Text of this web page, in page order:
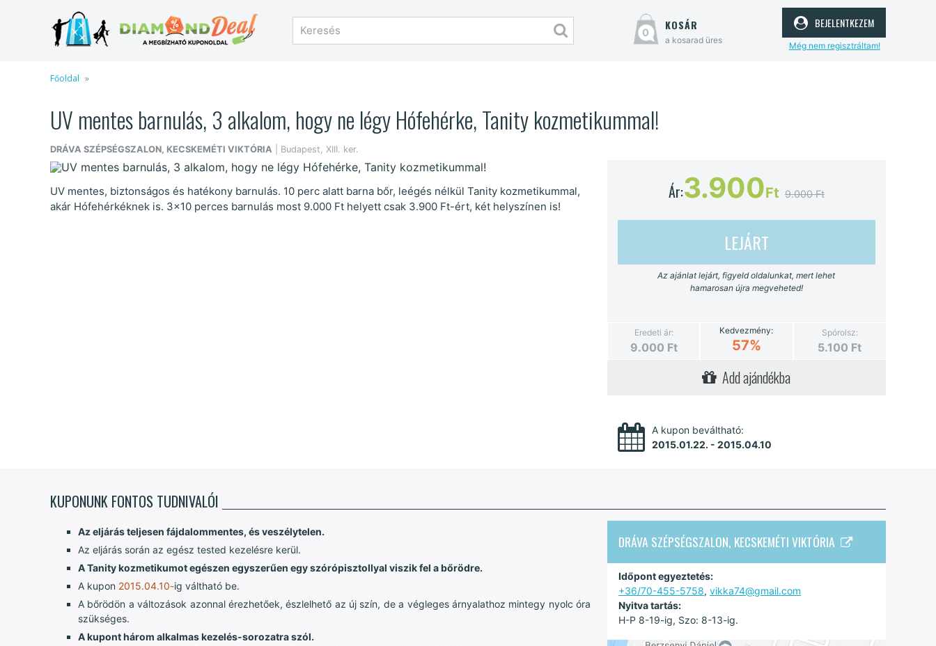
0 kosár
a kosarad üres
bejelentkezem
Még nem regisztráltam!
Főoldal
UV mentes barnulás, 3 alkalom, hogy ne légy Hófehérke, Tanity kozmetikummal!
DRÁVA SZÉPSÉGSZALON, KECSKEMÉTI VIKTÓRIA | Budapest, XIII. ker.
UV mentes, biztonságos és hatékony barnulás. 10 perc alatt barna bőr, leégés nélkül Tanity kozmetikummal,
akár Hófehérkéknek is. 3x10 perces barnulás most 9.000 Ft helyett csak 3.900 Ft-ért, két helyszínen is!
Ár:3.900Ft 9.000 Ft
LEJÁRT
Az ajánlat lejárt, figyeld oldalunkat, mert lehet
hamarosan újra megveheted!
Eredeti ár:
9.000 Ft
Kedvezmény:
57%
Spórolsz:
5.100 Ft
Add ajándékba
A kupon beváltható:
2015.01.22. - 2015.04.10
KUPONUNK FONTOS TUDNIVALÓI
Az eljárás teljesen fájdalommentes, és veszélytelen.
Az eljárás során az egész tested kezelésre kerül.
A Tanity kozmetikumot egészen egyszerűen egy szórópisztollyal viszik fel a bőrödre.
A kupon 2015.04.10-ig váltható be.
A bőrödön a változások azonnal érezhetőek, észlelhető az új szín, de a végleges árnyalathoz mintegy nyolc óra
szükséges.
A kupont három alkalmas kezelés-sorozatra szól.
DRÁVA SZÉPSÉGSZALON, KECSKEMÉTI VIKTÓRIA
Időpont egyeztetés:
+36/70-455-5758, vikka74@gmail.com
Nyitva tartás:
H-P 8-19-ig, Szo: 8-13-ig.